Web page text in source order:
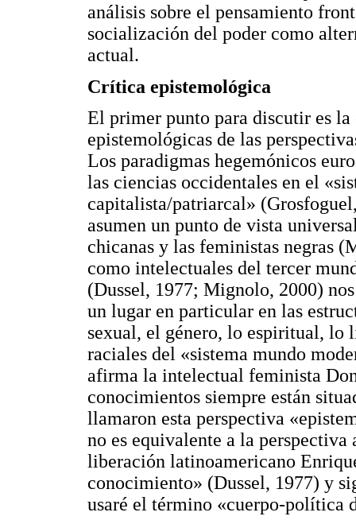
análisis sobre el pensamiento
socialización del poder como
actual.
Crítica epistemológica
El primer punto para discutir es
epistemológicas de las
Los paradigmas hegemónicos
las ciencias occidentales en el
capitalista/patriarcal»
asumen un punto de vista
chicanas y las feministas negras
como intelectuales del tercer
(Dussel, 1977; Mignolo, 2000)
un lugar en particular en las
sexual, el género, lo espiritual,
raciales del «sistema mundo
afirma la intelectual feminista
conocimientos siempre están
llamaron esta perspectiva
no es equivalente a la
liberación latinoamericano
conocimiento» (Dussel, 1977) y
usaré el término «cuerpo-política